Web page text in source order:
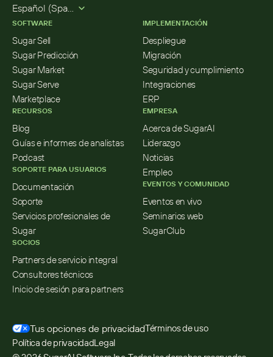
Español (Spanish)
SOFTWARE
Sugar Sell
Sugar Predicción
Sugar Market
Sugar Serve
Marketplace
RECURSOS
Blog
Guías e informes de analistas
Podcast
SOPORTE PARA USUARIOS
Documentación
Soporte
Servicios profesionales de
Sugar
SOCIOS
Partners de servicio integral
Consultores técnicos
Inicio de sesión para partners
IMPLEMENTACIÓN
Despliegue
Migración
Seguridad y cumplimiento
Integraciones
ERP
EMPRESA
Acerca de SugarAI
Liderazgo
Noticias
Empleo
EVENTOS Y COMUNIDAD
Eventos en vivo
Seminarios web
SugarClub
Tus opciones de privacidadTérminos de uso
Política de privacidadLegal